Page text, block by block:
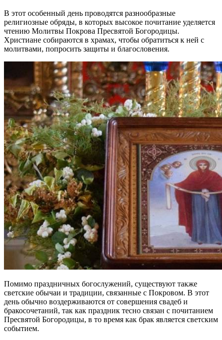
В этот особенный день проводятся разнообразные
религиозные обряды, в которых высокое почитание уделяется
чтению Молитвы Покрова Пресвятой Богородицы.
Христиане собираются в храмах, чтобы обратиться к ней с
молитвами, попросить защиты и благословения.
Помимо праздничных богослужений, существуют также
светские обычаи и традиции, связанные с Покровом. В этот
день обычно воздерживаются от совершения свадеб и
бракосочетаний, так как праздник тесно связан с почитанием
Пресвятой Богородицы, в то время как брак является светским
событием.